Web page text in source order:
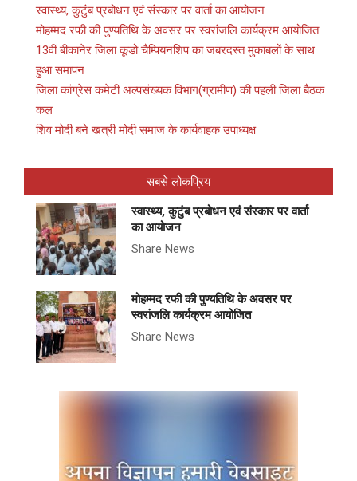
स्वास्थ्य, कुटुंब प्रबोधन एवं संस्कार पर वार्ता का आयोजन
मोहम्मद रफी की पुण्यतिथि के अवसर पर स्वरांजलि कार्यक्रम आयोजित
13वीं बीकानेर जिला कूडो चैम्पियनशिप का जबरदस्त मुकाबलों के साथ
हुआ समापन
जिला कांग्रेस कमेटी अल्पसंख्यक विभाग(ग्रामीण) की पहली जिला बैठक
कल
शिव मोदी बने खत्री मोदी समाज के कार्यवाहक उपाध्यक्ष
सबसे लोकप्रिय
स्वास्थ्य, कुटुंब प्रबोधन एवं संस्कार पर वार्ता
का आयोजन
Share News
मोहम्मद रफी की पुण्यतिथि के अवसर पर
स्वरांजलि कार्यक्रम आयोजित
Share News